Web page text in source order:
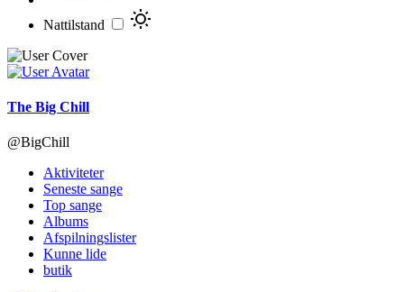
Nattilstand
The Big Chill
@BigChill
Aktiviteter
Seneste sange
Top sange
Albums
Afspilningslister
Kunne lide
butik